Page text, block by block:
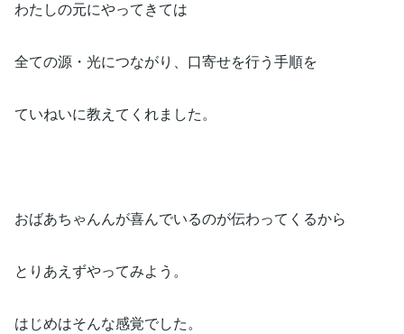
わたしの元にやってきては
全ての源・光につながり、口寄せを行う手順を
ていねいに教えてくれました。
おばあちゃんんが喜んでいるのが伝わってくるから
とりあえずやってみよう。
はじめはそんな感覚でした。